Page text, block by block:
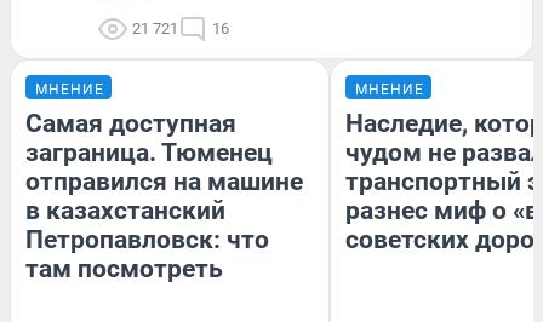
21 721 16
МНЕНИЕ
Самая доступная
заграница. Тюменец
отправился на машине
в казахстанский
Петропавловск: что
там посмотреть
МНЕНИЕ
Наследие,
чудом не
транспортный
разнес миф о
советских